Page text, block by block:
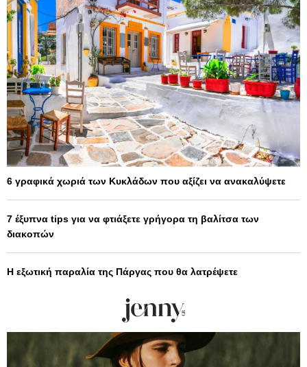
6 γραφικά χωριά των Κυκλάδων που αξίζει να ανακαλύψετε
7 έξυπνα tips για να φτιάξετε γρήγορα τη βαλίτσα των
διακοπών
Η εξωτική παραλία της Πάργας που θα λατρέψετε